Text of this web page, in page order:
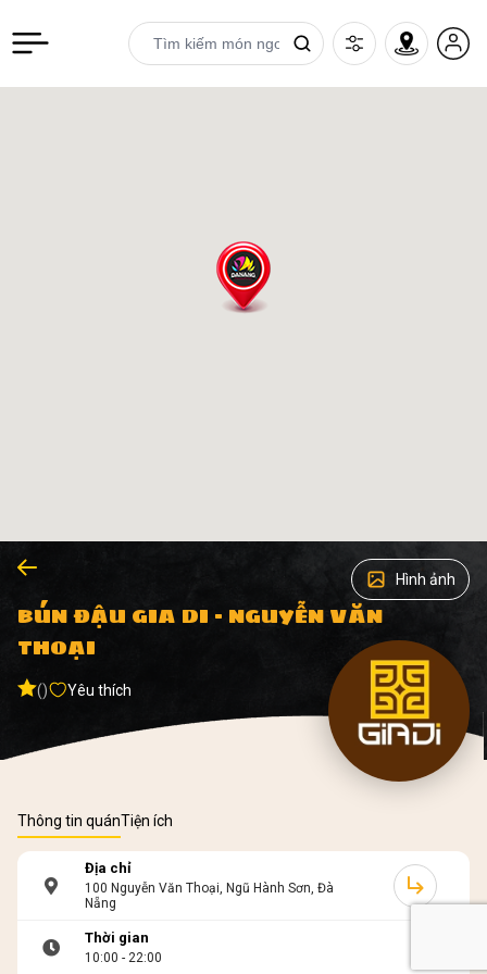
Hình ảnh
BÚN ĐẬU GIA DI - NGUYỄN VĂN
THOẠI
() Yêu thích
Thông tin quánTiện ích
Địa chỉ
100 Nguyễn Văn Thoại, Ngũ Hành Sơn, Đà
Nẵng
Thời gian
10:00 - 22:00